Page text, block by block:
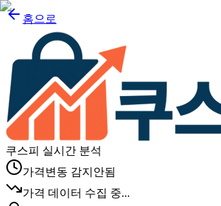
홈으로
쿠스피 실시간 분석
가격변동 감지안됨
가격 데이터 수집 중...